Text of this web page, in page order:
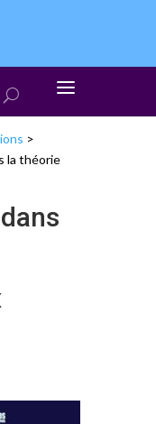
>
la théorie